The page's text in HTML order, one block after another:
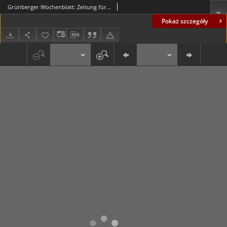
Pokaż szczegóły
Grünberger Wochenblatt: Zeitung für Stadt und Land, No. 132. (8./9. Juni 1935)